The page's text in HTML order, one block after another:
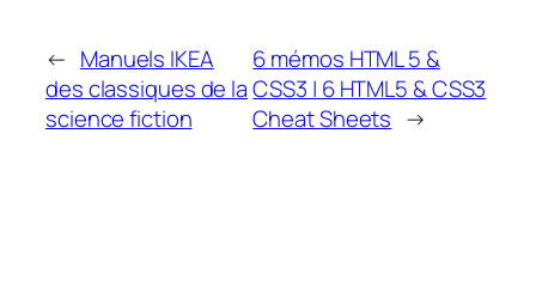
← Manuels IKEA
des classiques de la
science fiction
6 mémos HTML 5 &
CSS3 | 6 HTML5 & CSS3
Cheat Sheets →